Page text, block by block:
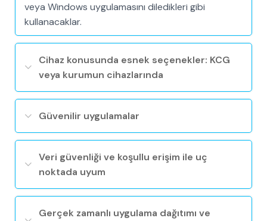
veya Windows uygulamasını diledikleri gibi
kullanacaklar.
Cihaz konusunda esnek seçenekler: KCG
veya kurumun cihazlarında
Güvenilir uygulamalar
Veri güvenliği ve koşullu erişim ile uç
noktada uyum
Gerçek zamanlı uygulama dağıtımı ve